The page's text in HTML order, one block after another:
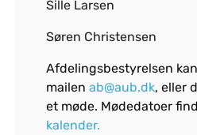
Sille Larsen
Søren Christensen
Afdelingsbestyrelsen
mailen ab@aub.dk, eller
et møde. Mødedatoer
kalender.